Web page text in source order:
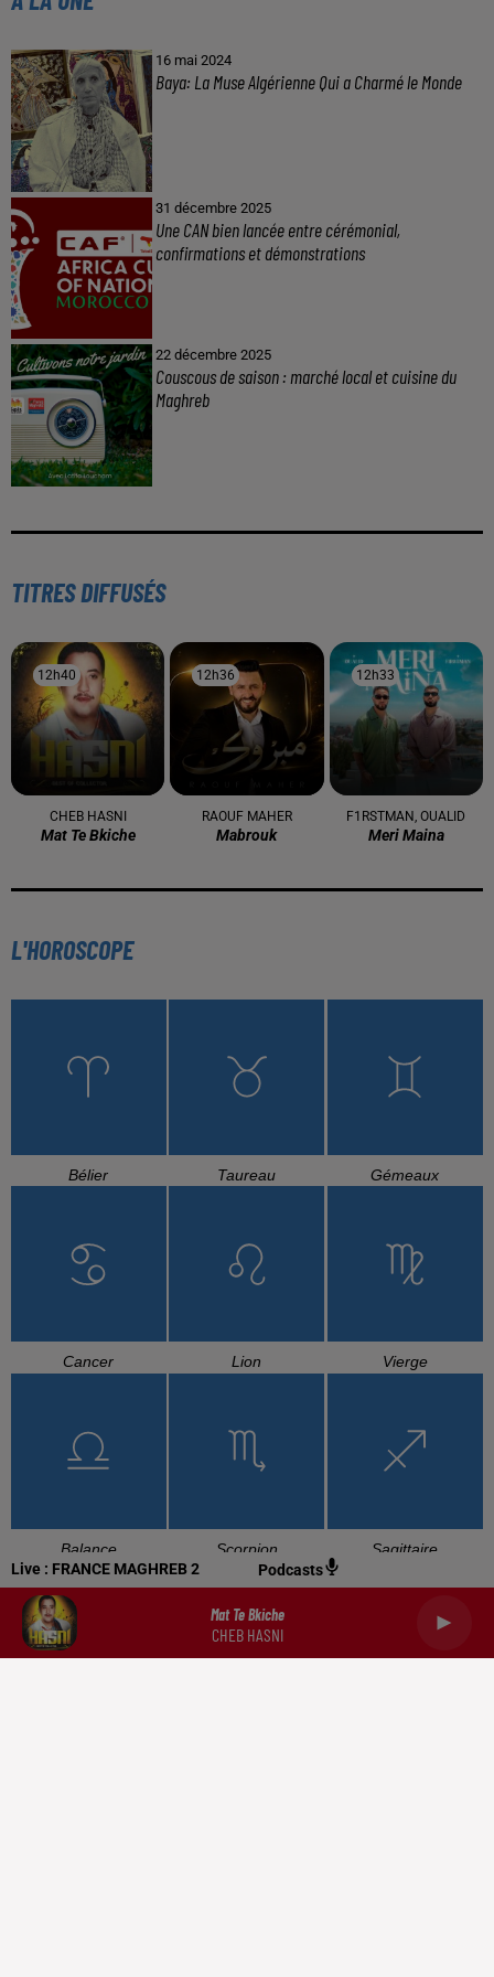
Live : FRANCE MAGHREB 2 Podcasts
Mat Te Bkiche
CHEB HASNI
16 mai 2024
Baya: La Muse Algérienne Qui a Charmé le Monde
31 décembre 2025
Une CAN bien lancée entre cérémonial,
confirmations et démonstrations
22 décembre 2025
Couscous de saison : marché local et cuisine du
Maghreb
TITRES DIFFUSÉS
12h40
12h40
CHEB HASNI
Mat Te Bkiche
12h36
12h36
RAOUF MAHER
Mabrouk
12h33
12h33
F1RSTMAN, OUALID
Meri Maina
L'HOROSCOPE
Bélier Taureau Gémeaux
Cancer Lion Vierge
Balance Scorpion Sagittaire